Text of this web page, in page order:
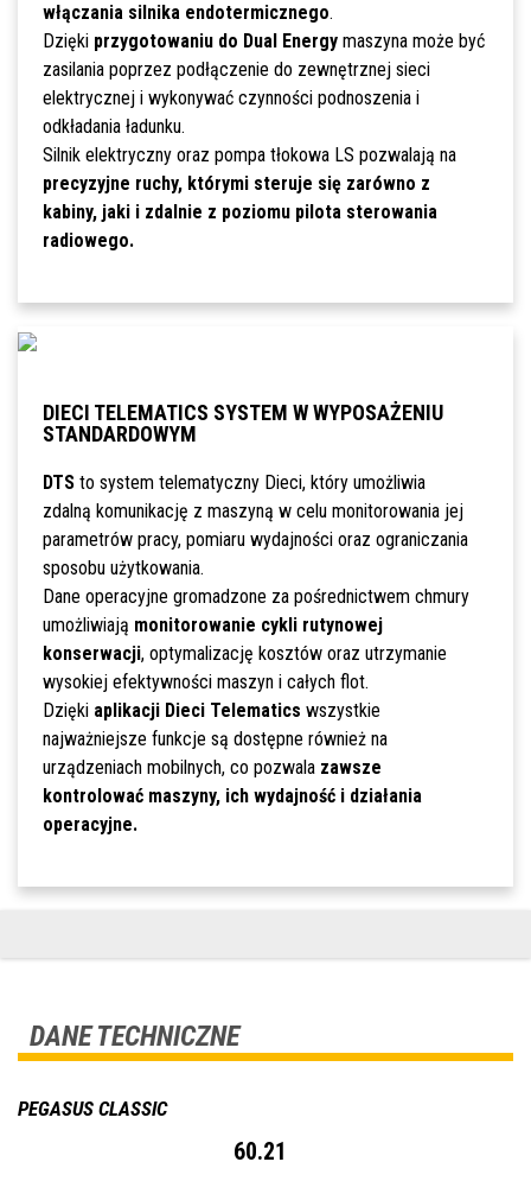
włączania silnika endotermicznego.
Dzięki przygotowaniu do Dual Energymaszyna może być
zasilania poprzez podłączenie do zewnętrznej sieci
elektrycznej i wykonywać czynności podnoszenia i
odkładania ładunku.
Silnik elektryczny oraz pompa tłokowa LS pozwalają na
precyzyjne ruchy, którymi steruje się zarówno z
kabiny, jaki i zdalnie z poziomu pilota sterowania
radiowego.
DIECI TELEMATICS SYSTEM W WYPOSAŻENIU
STANDARDOWYM
DTSto system telematyczny Dieci, który umożliwia
zdalną komunikację z maszyną w celu monitorowania jej
parametrów pracy, pomiaru wydajności oraz ograniczania
sposobu użytkowania.
Dane operacyjne gromadzone za pośrednictwem chmury
umożliwiają monitorowanie cykli rutynowej
konserwacji, optymalizację kosztów oraz utrzymanie
wysokiej efektywności maszyn i całych flot.
Dzięki aplikacji Dieci Telematics wszystkie
najważniejsze funkcje są dostępne również na
urządzeniach mobilnych, co pozwala zawsze
kontrolować maszyny, ich wydajność i działania
operacyjne.
DANE TECHNICZNE
PEGASUS CLASSIC
60.21